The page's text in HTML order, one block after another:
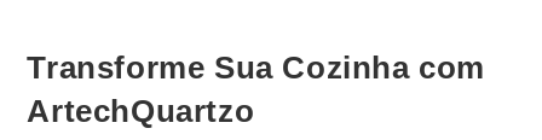
Transforme Sua Cozinha com
ArtechQuartzo